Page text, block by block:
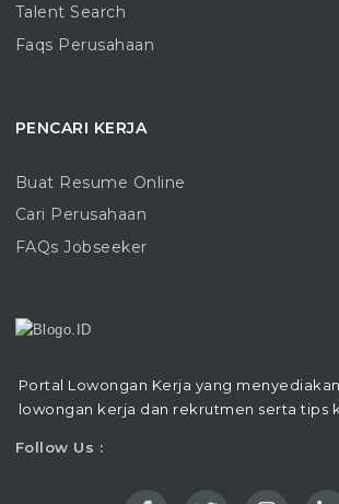
Talent Search
Faqs Perusahaan
PENCARI KERJA
Buat Resume Online
Cari Perusahaan
FAQs Jobseeker
Portal Lowongan Kerja yang
lowongan kerja dan rekrutmen serta tips
Follow Us :